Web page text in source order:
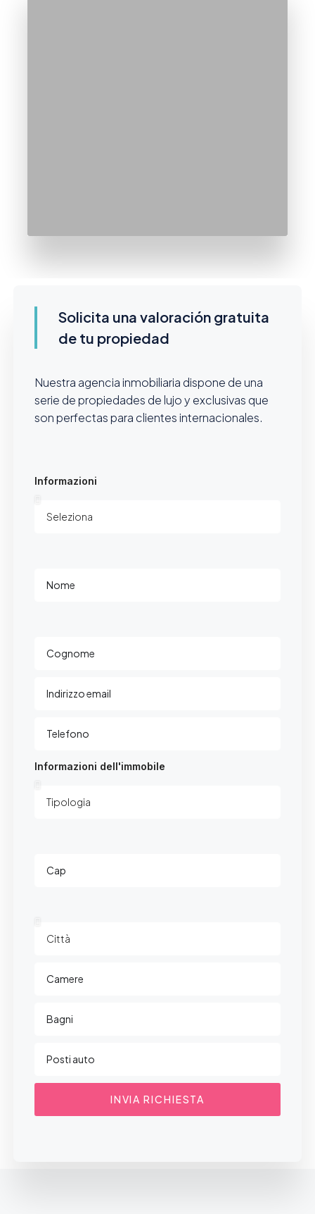
Solicita una valoración gratuita
de tu propiedad
Nuestra agencia inmobiliaria dispone de una
serie de propiedades de lujo y exclusivas que
son perfectas para clientes internacionales.
Informazioni
Informazioni dell'immobile
INVIA RICHIESTA